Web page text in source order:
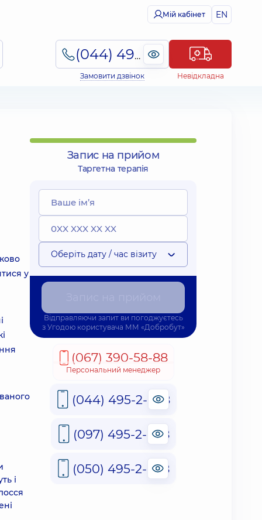
Мій кабінет EN
(044) 495-2-888
Замовити дзвінок Невідкладна
у
і
Запис на прийом
Таргетна терапія
Оберіть дату / час візиту
Відправляючи запит ви погоджуєтесь
з Угодою користувача ММ «Добробут»
(067) 390-58-88
Персональний менеджер
(044) 495-2-888
(097) 495-2-888
(050) 495-2-888